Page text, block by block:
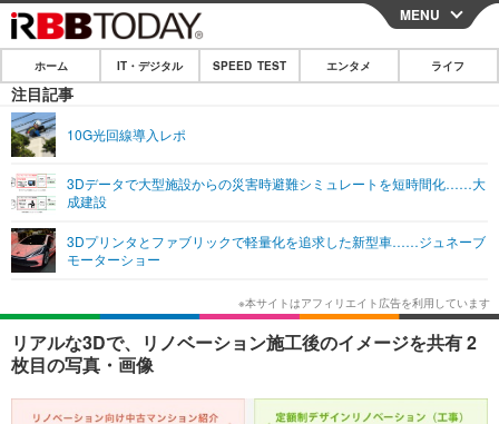
CLOSE
ホーム
IT・デジタル
ショッピング その他
エンタメ
エンタメTOP
韓国・芸能
音楽 スポーツ
ライフ
ライフTOP グルメ
ペット ショッピング
その他
リリース一覧
プッシュ通知の停止方法
MENU
ホーム IT・デジタル SPEED TEST エンタメ ライフ
注目記事
10G光回線導入レポ
3Dデータで大型施設からの災害時避難シミュレートを短時間化……大
成建設
3Dプリンタとファブリックで軽量化を追求した新型車……ジュネーブ
モーターショー
リアルな3Dで、リノベーション施工後のイメージを共有 2
枚目の写真・画像